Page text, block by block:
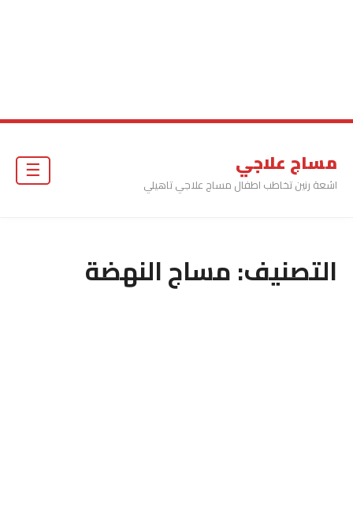
مساج علاجي
اشعة رنين تخاطب اطفال مساج علاجي تاهيلي
التصنيف:مساج النهضة